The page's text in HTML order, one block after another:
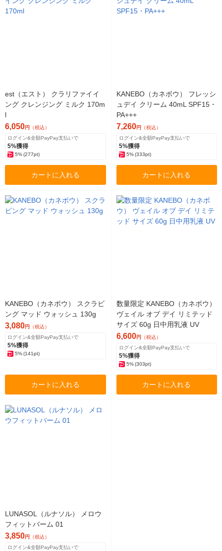
est（エスト） クラリファイイ
ング クレンジング ミルク 170m
l
6,050円 （税込）
ログイン&全額PayPay支払いで
5%獲得
5%(277pt)
カートに入れる
KANEBO（カネボウ） フレッシ
ュデイ クリーム 40mL SPF15・
PA+++
7,260円 （税込）
ログイン&全額PayPay支払いで
5%獲得
5% (333pt)
カートに入れる
KANEBO（カネボウ） スクラビ
ング マッド ウォッシュ 130g
3,080円 （税込）
ログイン&全額PayPay支払いで
5%獲得
5%(141pt)
カートに入れる
数量限定 KANEBO（カネボウ）
ヴェイル オブ デイ リミテッド
サイズ 60g 日中用乳液 UV
6,600円 （税込）
ログイン&全額PayPay支払いで
5%獲得
5% (303pt)
カートに入れる
LUNASOL（ルナソル） メロウ
フィットバーム 01
3,850円 （税込）
ログイン&全額PayPay支払いで